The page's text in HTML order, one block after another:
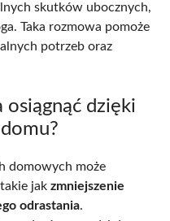
skutków ubocznych,
Taka rozmowa pomoże
potrzeb oraz
dzięki
domowych może
jak zmniejszenie
odrastania.